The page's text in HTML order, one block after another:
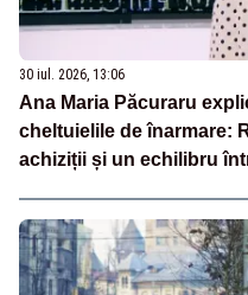
30 iul. 2026, 13:06
Ana Maria Păcuraru
cheltuielile de înarmare:
achiziții și un echilibru